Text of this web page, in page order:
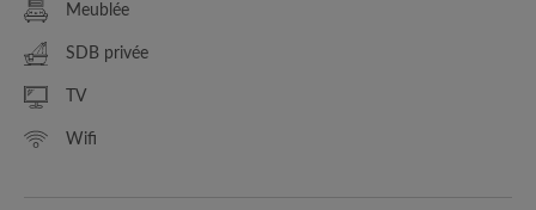
Meublée
SDB privée
TV
Wifi